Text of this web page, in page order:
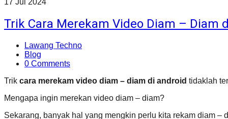
Trik Cara Merekam Video Diam – Diam
Lawang Techno
Blog
0 Comments
Trik cara merekam video diam – diam di android tidaklah
Mengapa ingin merekan video diam – diam?
Sekarang, banyak hal yang mengkin perlu kita rekam diam